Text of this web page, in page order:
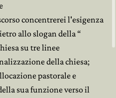
concentrerei l'esigenza
allo slogan della “
su tre linee
della chiesa;
pastorale e
sua funzione verso il